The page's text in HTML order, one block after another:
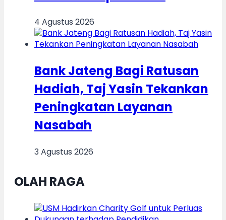
4 Agustus 2026
Bank Jateng Bagi Ratusan
Hadiah, Taj Yasin Tekankan
Peningkatan Layanan
Nasabah
3 Agustus 2026
OLAH RAGA